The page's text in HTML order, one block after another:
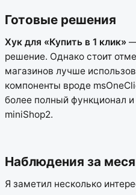
Готовые решения
Хук для «Купить в 1 клик»
решение. Однако стоит
магазинов лучше
компоненты вроде
более полный функционал
miniShop2.
Наблюдения за
Я заметил несколько